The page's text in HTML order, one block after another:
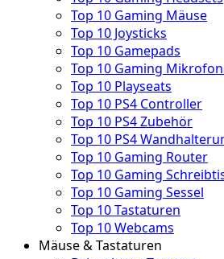
Top 10 Gaming Mäuse
Top 10 Joysticks
Top 10 Gamepads
Top 10 Gaming
Top 10 Playseats
Top 10 PS4 Controller
Top 10 PS4 Zubehör
Top 10 PS4
Top 10 Gaming Router
Top 10 Gaming
Top 10 Gaming Sessel
Top 10 Tastaturen
Top 10 Webcams
Mäuse & Tastaturen